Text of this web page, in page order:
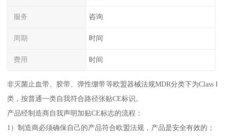
服务 咨询
周期 时间
费用 时间
非灭菌止血带、胶带、弹性绷带等欧盟器械法规MDR分类下为Class I
类，按普通一类自我符合路径张贴CE标识。
产品经制造商自我声明加贴CE标志的流程：
1）制造商必须确保自己的产品符合欧盟法规，产品是安全有效的；